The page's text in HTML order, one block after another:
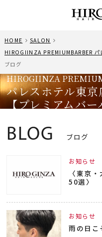
HOME
SALON
HIROGIINZA PREMIUMBARBER パ
ブログ
HIROGIINZA
パレスホテル東京
【プレミアムバー
BLOG ブログ
お知らせ
〈東京
50選〉
お知らせ
雨の日こ